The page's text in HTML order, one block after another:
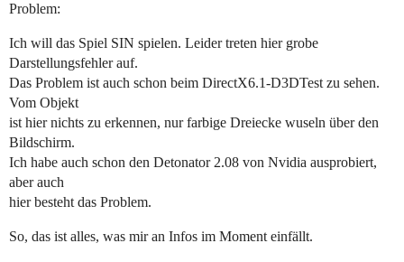
Problem:
Ich will das Spiel SIN spielen. Leider treten hier grobe
Darstellungsfehler auf.
Das Problem ist auch schon beim DirectX6.1-D3DTest zu sehen.
Vom Objekt
ist hier nichts zu erkennen, nur farbige Dreiecke wuseln über den
Bildschirm.
Ich habe auch schon den Detonator 2.08 von Nvidia ausprobiert,
aber auch
hier besteht das Problem.
So, das ist alles, was mir an Infos im Moment einfällt.